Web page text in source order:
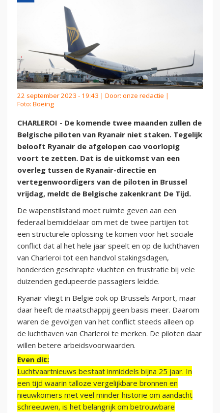
22 september 2023 - 19:43 | Door: onze redactie |
Foto: Boeing
CHARLEROI - De komende twee maanden zullen de
Belgische piloten van Ryanair niet staken. Tegelijk
belooft Ryanair de afgelopen cao voorlopig
voort te zetten. Dat is de uitkomst van een
overleg tussen de Ryanair-directie en
vertegenwoordigers van de piloten in Brussel
vrijdag, meldt de Belgische zakenkrant De Tijd.
De wapenstilstand moet ruimte geven aan een
federaal bemiddelaar om met de twee partijen tot
een structurele oplossing te komen voor het sociale
conflict dat al het hele jaar speelt en op de luchthaven
van Charleroi tot een handvol stakingsdagen,
honderden geschrapte vluchten en frustratie bij vele
duizenden gedupeerde passagiers leidde.
Ryanair vliegt in België ook op Brussels Airport, maar
daar heeft de maatschappij geen basis meer. Daarom
waren de gevolgen van het conflict steeds alleen op
de luchthaven van Charleroi te merken. De piloten daar
willen betere arbeidsvoorwaarden.
Even dit:
Luchtvaartnieuws bestaat inmiddels bijna 25 jaar. In
een tijd waarin talloze vergelijkbare bronnen en
nieuwkomers met veel minder historie om aandacht
schreeuwen, is het belangrijk om betrouwbare